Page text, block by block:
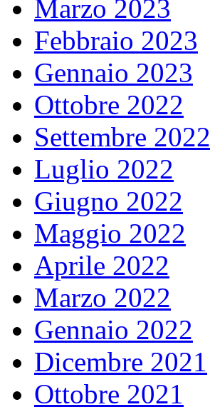
Marzo 2023
Febbraio 2023
Gennaio 2023
Ottobre 2022
Settembre 2022
Luglio 2022
Giugno 2022
Maggio 2022
Aprile 2022
Marzo 2022
Gennaio 2022
Dicembre 2021
Ottobre 2021